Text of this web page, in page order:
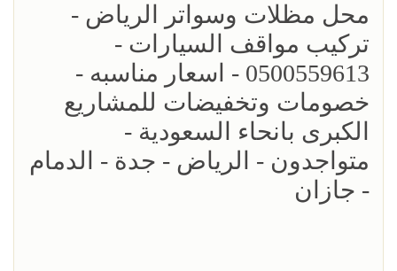
محل مظلات وسواتر الرياض -
تركيب مواقف السيارات -
0500559613 - اسعار مناسبه -
خصومات وتخفيضات للمشاريع
الكبرى بانحاء السعودية -
متواجدون - الرياض - جدة - الدمام
- جازان